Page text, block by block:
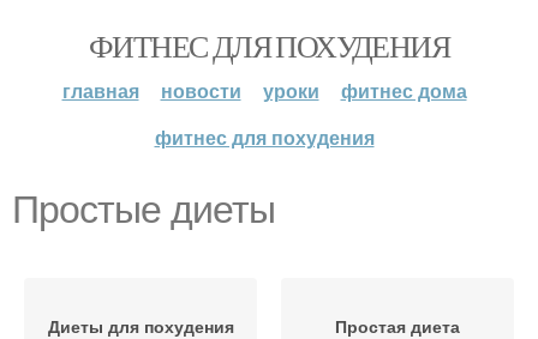
ФИТНЕС ДЛЯ ПОХУДЕНИЯ
главная новости уроки
фитнес дома
фитнес для похудения
Простые диеты
Диеты для похудения Простая диета